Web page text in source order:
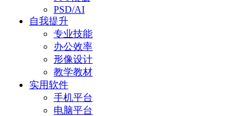
PSD/AI
自我提升
专业技能
办公效率
形像设计
教学教材
实用软件
手机平台
电脑平台